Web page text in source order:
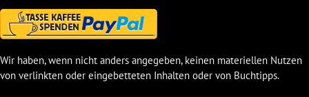
Wir haben, wenn nicht anders angegeben, keinen materiellen Nutzen
von verlinkten oder eingebetteten Inhalten oder von Buchtipps.